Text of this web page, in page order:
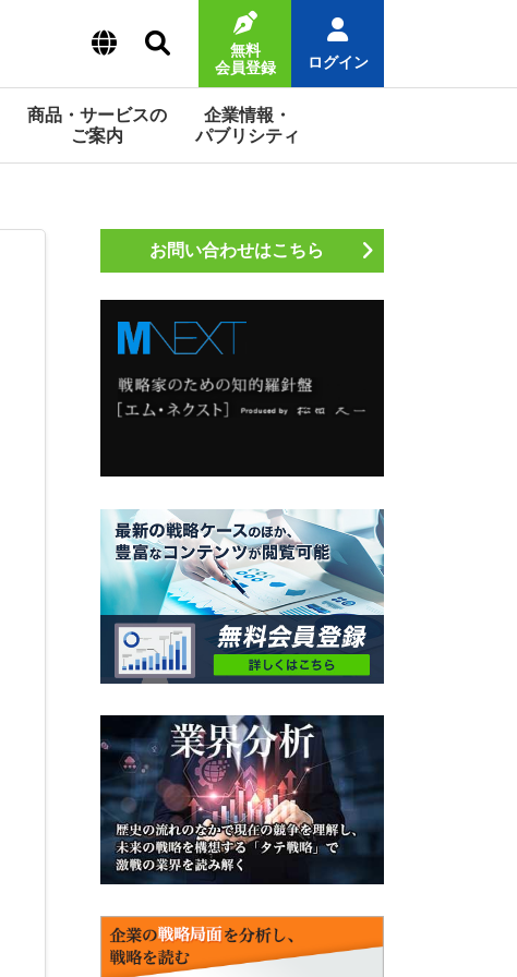
無料
会員登録
ログイン
商品・サービスの
ご案内
企業情報・
パブリシティ
お問い合わせはこちら